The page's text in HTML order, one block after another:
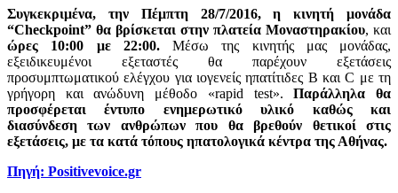
Συγκεκριμένα, την Πέμπτη 28/7/2016, η κινητή μονάδα
“Checkpoint” θα βρίσκεται στην πλατεία Μοναστηρακίου, και
ώρες 10:00 με 22:00.Μέσω της κινητής μας μονάδας,
εξειδικευμένοι εξεταστές θα παρέχουν εξετάσεις
προσυμπτωματικού ελέγχου για ιογενείς ηπατίτιδες Β και C με τη
γρήγορη και ανώδυνη μέθοδο «rapid test».Παράλληλα θα
προσφέρεται έντυπο ενημερωτικό υλικό καθώς και
διασύνδεση των ανθρώπων που θα βρεθούν θετικοί στις
εξετάσεις, με τα κατά τόπους ηπατολογικά κέντρα της Αθήνας.
Πηγή: Positivevoice.gr